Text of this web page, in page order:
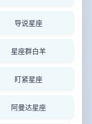
导说星座
星座群白羊
盯紧星座
阿曼达星座